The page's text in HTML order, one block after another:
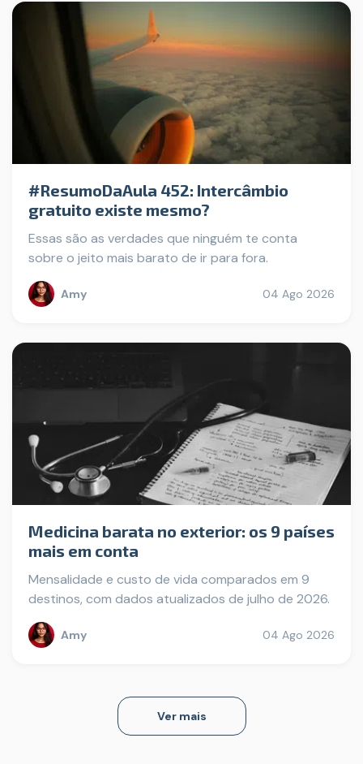
#ResumoDaAula 452: Intercâmbio
gratuito existe mesmo?
Essas são as verdades que ninguém te conta
sobre o jeito mais barato de ir para fora.
Amy 04 Ago 2026
Medicina barata no exterior: os 9 países
mais em conta
Mensalidade e custo de vida comparados em 9
destinos, com dados atualizados de julho de 2026.
Amy 04 Ago 2026
Ver mais